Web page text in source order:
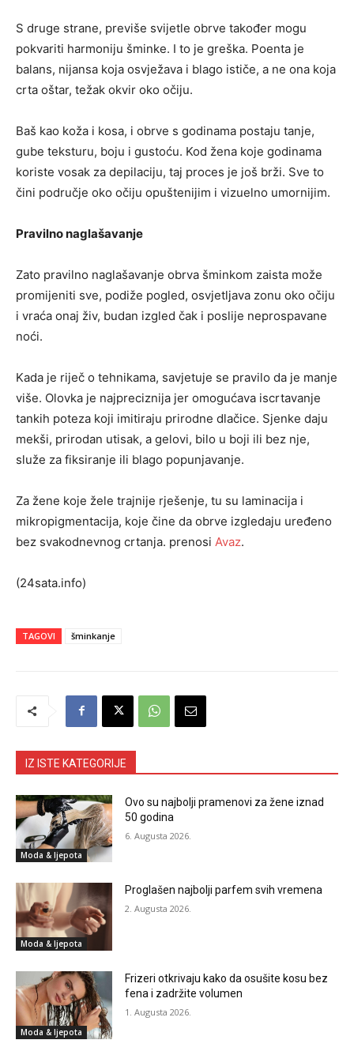
S druge strane, previše svijetle obrve također mogu
pokvariti harmoniju šminke. I to je greška. Poenta je
balans, nijansa koja osvježava i blago ističe, a ne ona koja
crta oštar, težak okvir oko očiju.
Baš kao koža i kosa, i obrve s godinama postaju tanje,
gube teksturu, boju i gustoću. Kod žena koje godinama
koriste vosak za depilaciju, taj proces je još brži. Sve to
čini područje oko očiju opuštenijim i vizuelno umornijim.
Pravilno naglašavanje
Zato pravilno naglašavanje obrva šminkom zaista može
promijeniti sve, podiže pogled, osvjetljava zonu oko očiju
i vraća onaj živ, budan izgled čak i poslije neprospavane
noći.
Kada je riječ o tehnikama, savjetuje se pravilo da je manje
više. Olovka je najpreciznija jer omogućava iscrtavanje
tankih poteza koji imitiraju prirodne dlačice. Sjenke daju
mekši, prirodan utisak, a gelovi, bilo u boji ili bez nje,
služe za fiksiranje ili blago popunjavanje.
Za žene koje žele trajnije rješenje, tu su laminacija i
mikropigmentacija, koje čine da obrve izgledaju uređeno
bez svakodnevnog crtanja. prenosi Avaz.
(24sata.info)
TAGOVI šminkanje
IZ ISTE KATEGORIJE
Moda & ljepota
Ovo su najbolji pramenovi za žene iznad
50 godina
6. Augusta 2026.
Moda & ljepota
Proglašen najbolji parfem svih vremena
2. Augusta 2026.
Moda & ljepota
Frizeri otkrivaju kako da osušite kosu bez
fena i zadržite volumen
1. Augusta 2026.